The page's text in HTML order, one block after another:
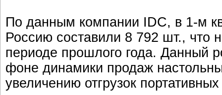
По данным компании IDC, в 1-м
Россию составили 8 792 шт., что
периоде прошлого года. Данный
фоне динамики продаж
увеличению отгрузок